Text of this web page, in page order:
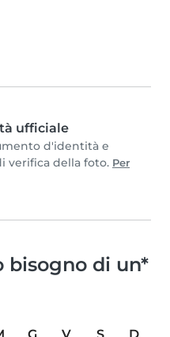
ufficiale
d'identità e
verifica della foto. Per
bisogno di un*